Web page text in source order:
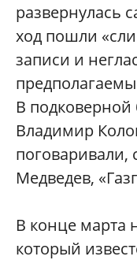
развернулась
ход пошли
записи и
В
Владимир
поговаривали,
Медведев,
В конце марта
который